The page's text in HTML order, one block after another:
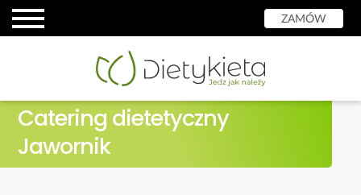
ZAMÓW
Catering dietetyczny
Jawornik